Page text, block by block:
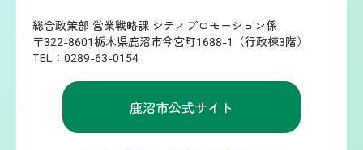
総合政策部 営業戦略課 シティプロモーション係
〒322-8601栃木県鹿沼市今宮町1688-1（行政棟3階）
TEL：0289-63-0154
鹿沼市公式サイト